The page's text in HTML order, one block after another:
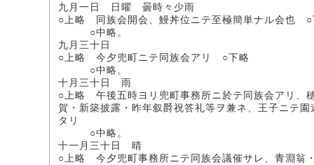
九月一日 日曜 曇時々少雨
○上略 同族会開会、鰻丼位ニテ至極簡単ナル会也 ○
○中略。
九月三十日
○上略 今夕兜町ニテ同族会アリ ○下略
○中略。
十月三十日 雨
○上略 午後五時ヨリ兜町事務所ニ於テ同族会アリ、
賀・新築披露・昨年叙爵祝答礼等ヲ兼ネ、王子ニテ
タリ
○中略。
十一月三十日 晴
○上略 今夕兜町事務所ニテ同族会議催サレ、青淵翁